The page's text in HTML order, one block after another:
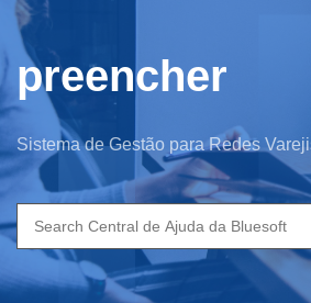
preencher
Sistema de Gestão para Redes
Search
for: